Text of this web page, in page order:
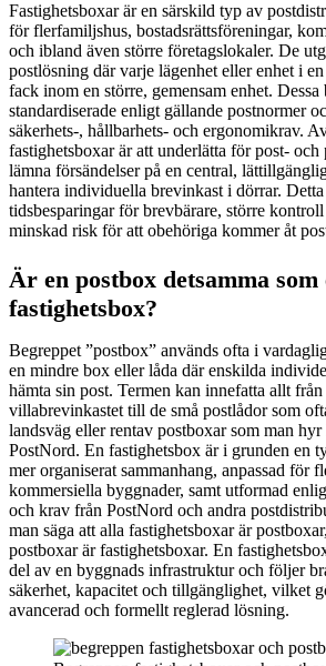
Fastighetsboxar är en särskild typ av
för flerfamiljshus, bostadsrättsföreningar,
och ibland även större företagslokaler. De
postlösning där varje lägenhet eller enhet i
fack inom en större, gemensam enhet. Dessa
standardiserade enligt gällande postnormer
säkerhets-, hållbarhets- och ergonomikrav.
fastighetsboxar är att underlätta för post- och
lämna försändelser på en central,
hantera individuella brevinkast i dörrar.
tidsbesparingar för brevbärare, större
minskad risk för att obehöriga kommer åt
Är en postbox detsamma som
fastighetsbox?
Begreppet ”postbox” används ofta i
en mindre box eller låda där enskilda
hämta sin post. Termen kan innefatta allt från
villabrevinkastet till de små postlådor som
landsväg eller rentav postboxar som man
PostNord. En fastighetsbox är i grunden en
mer organiserat sammanhang, anpassad för
kommersiella byggnader, samt utformad
och krav från PostNord och andra
man säga att alla fastighetsboxar är
postboxar är fastighetsboxar. En
del av en byggnads infrastruktur och följer
säkerhet, kapacitet och tillgänglighet, vilket
avancerad och formellt reglerad lösning.